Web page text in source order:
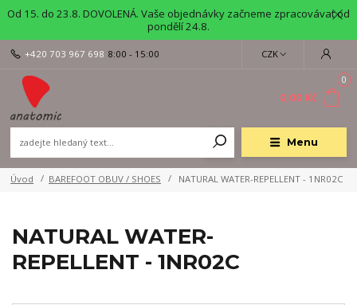
Od 15. do 23.8. DOVOLENÁ. Vaše objednávky začneme zpracovávat od
pondělí 24.8.
Menu
CZK
+420 703 967 698 8:00 - 15:00
0
0,00 Kč
Úvod BAREFOOT OBUV / SHOES NATURAL WATER-REPELLENT - 1NR02C
NATURAL WATER-
REPELLENT - 1NR02C